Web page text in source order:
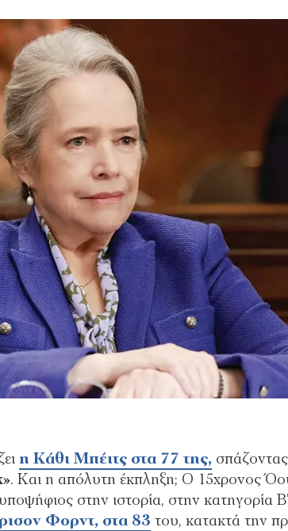
η Κάθι Μπέιτς στα 77 της,
. Και η απόλυτη έκπληξη; Ο 15χρονος
στην ιστορία, στην κατηγορία
Φορντ, στα 83 του, κατακτά την